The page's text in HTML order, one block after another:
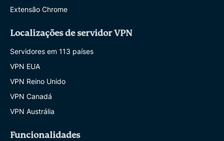
Extensão Chrome
Localizações de servidor VPN
Servidores em 113 países
VPN EUA
VPN Reino Unido
VPN Canadá
VPN Austrália
Funcionalidades